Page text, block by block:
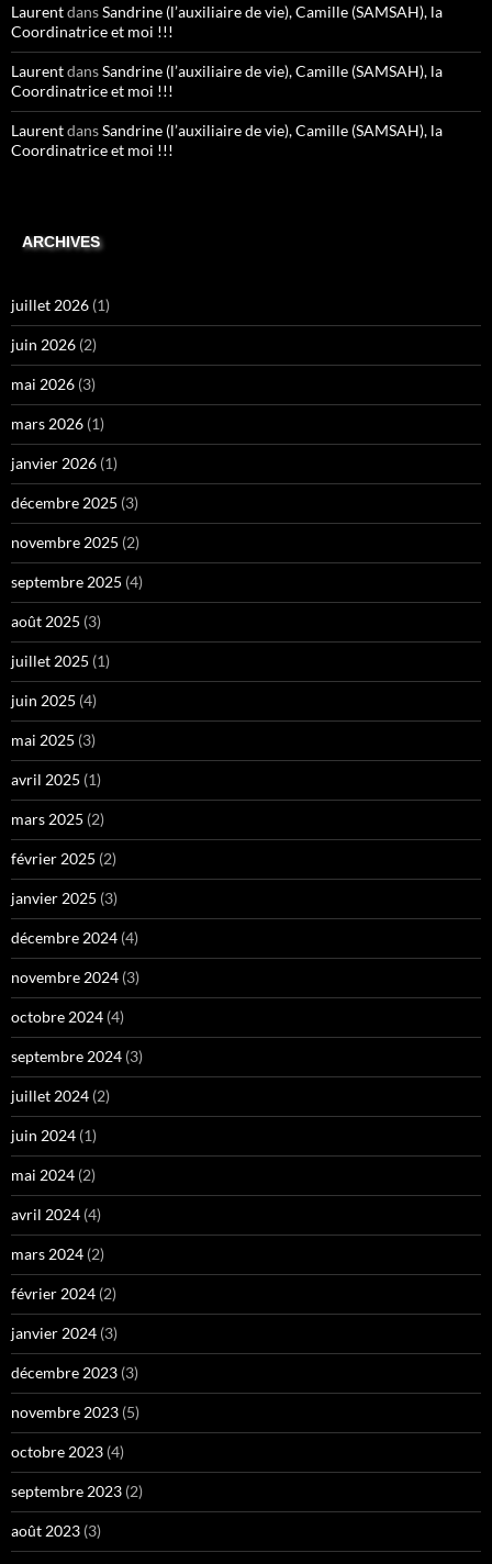
LaurentdansSandrine (l’auxiliaire de vie), Camille (SAMSAH), la
Coordinatrice et moi !!!
LaurentdansSandrine (l’auxiliaire de vie), Camille (SAMSAH), la
Coordinatrice et moi !!!
LaurentdansSandrine (l’auxiliaire de vie), Camille (SAMSAH), la
Coordinatrice et moi !!!
ARCHIVES
juillet 2026 (1)
juin 2026 (2)
mai 2026 (3)
mars 2026 (1)
janvier 2026 (1)
décembre 2025 (3)
novembre 2025 (2)
septembre 2025 (4)
août 2025 (3)
juillet 2025 (1)
juin 2025 (4)
mai 2025 (3)
avril 2025 (1)
mars 2025 (2)
février 2025 (2)
janvier 2025 (3)
décembre 2024 (4)
novembre 2024 (3)
octobre 2024 (4)
septembre 2024 (3)
juillet 2024 (2)
juin 2024 (1)
mai 2024 (2)
avril 2024 (4)
mars 2024 (2)
février 2024 (2)
janvier 2024 (3)
décembre 2023 (3)
novembre 2023 (5)
octobre 2023 (4)
septembre 2023 (2)
août 2023 (3)